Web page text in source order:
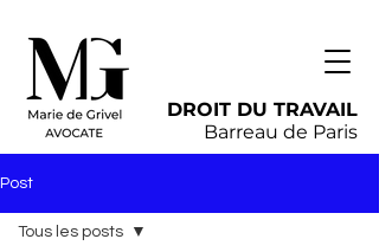
DROIT DU TRAVAIL
Barreau de Paris
Post
Tous les posts